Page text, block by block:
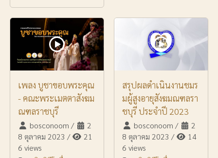
เพลง บูชาขอบพระคุณ
- คณะพระเมตตาสังฆม
ณฑลราชบุรี
bosconoom /
2
8 ตุลาคม 2023 /
21
6 views
สรุปผลดำเนินงานชมร
มผู้สูงอายุสังฆมณฑลรา
ชบุรี ประจำปี 2023
bosconoom /
2
8 ตุลาคม 2023 /
14
6 views